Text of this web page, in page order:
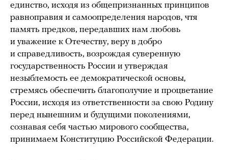
единство, исходя из общепризнанных принципов
равноправия и самоопределения народов, чтя
память предков, передавших нам любовь
и уважение к Отечеству, веру в добро
и справедливость, возрождая суверенную
государственность России и утверждая
незыблемость ее демократической основы,
стремясь обеспечить благополучие и процветание
России, исходя из ответственности за свою Родину
перед нынешним и будущими поколениями,
сознавая себя частью мирового сообщества,
принимаем Конституцию Российской Федерации.